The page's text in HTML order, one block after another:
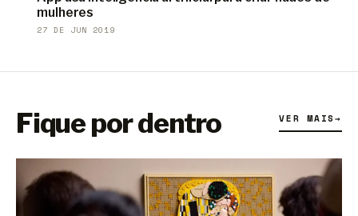
mulheres
27 DE JUN 2019
Fique por dentro VER MAIS→